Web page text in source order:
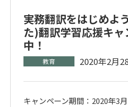
実務翻訳をはじめよ
た)翻訳学習応援キャ
中！
2020年2月
キャンペーン期間：2020年3